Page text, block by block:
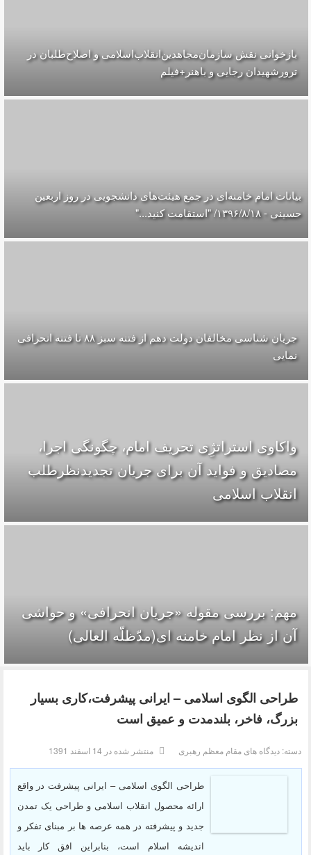
بازخوانی نقش سازمان‌مجاهدین‌انقلاب‌اسلامی و اصلاح‌طلبان در
ترورشهیدان رجایی و باهنر+فیلم
بیانات امام خامنه‌ای در جمع هیئت‌های دانشجویی در روز اربعین
حسینی - ۱۳۹۶/۸/۱۸/ "استقامت کنید..."
جریان شناسی مخالفان دولت دهم از فتنه سبز ۸۸ تا فتنه انحرافی
نمایی
واکاوی استراتژِی تحریف امام، چگونگی اجرا،
مصادیق و فواید آن برای جریان تجدیدنظرطلب
انقلاب اسلامی
مهم: بررسی مقوله «جریان انحرافی» و حواشی
آن از نظر امام خامنه ای(مدّظلّه العالی)
طراحی الگوی اسلامی – ایرانی پیشرفت،کاری بسیار
بزرگ، فاخر، بلندمدت و عمیق است
دسته:دیدگاه های مقام معظم رهبری منتشر شده در 14 اسفند 1391
طراحی الگوی اسلامی – ایرانی پیشرفت در واقع
ارائه محصول انقلاب اسلامی و طراحی یک تمدن
جدید و پیشرفته در همه عرصه ها بر مبنای تفکر و
اندیشه اسلام است، بنابراین افق کار باید